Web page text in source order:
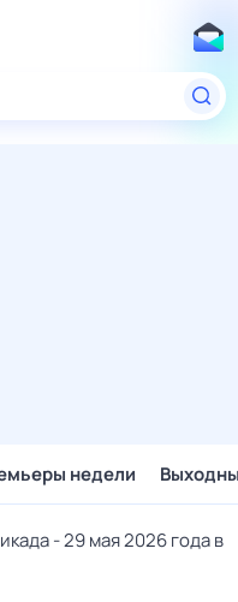
недели
- 29 мая 2026 года в